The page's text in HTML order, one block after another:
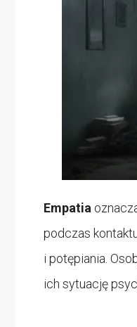
Empatia
podczas
i potępiania.
ich sytuację